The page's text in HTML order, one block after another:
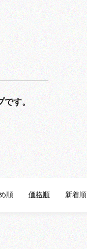
です。
順 価格順 新着順